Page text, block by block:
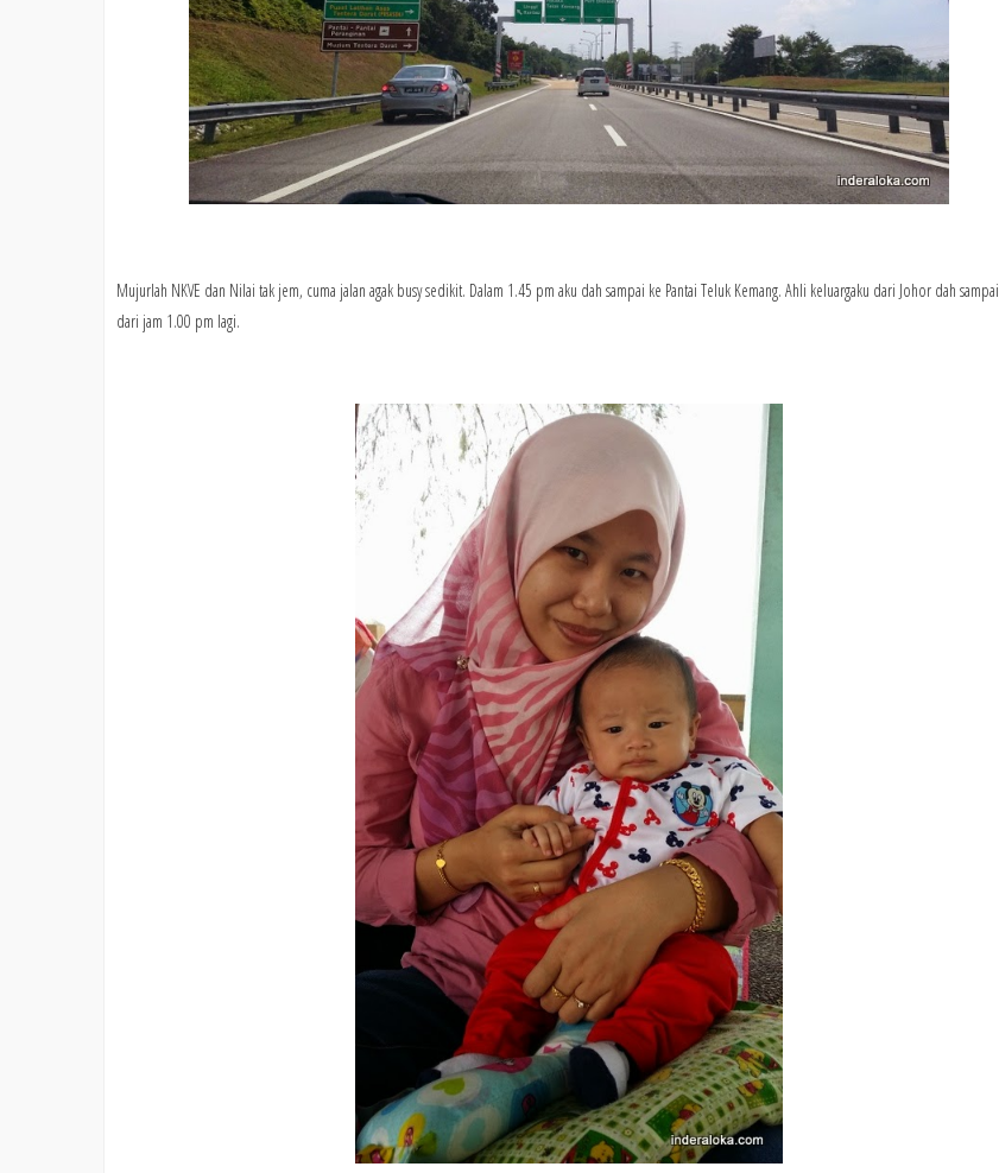
Mujurlah NKVE dan Nilai tak jem, cuma jalan agak busy sedikit. Dalam 1.45 pm aku dah sampai ke Pantai Teluk Kemang. Ahli keluargaku dari Johor dah sampai
dari jam 1.00 pm lagi.